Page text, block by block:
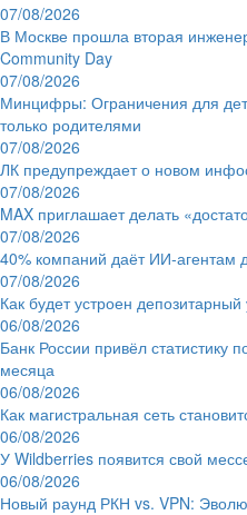
07/08/2026
В Москве прошла вторая
Community Day
07/08/2026
Минцифры: Ограничения для
только родителями
07/08/2026
ЛК предупреждает о новом
07/08/2026
MAX приглашает делать
07/08/2026
40% компаний даёт ИИ‑агентам
07/08/2026
Как будет устроен
06/08/2026
Банк России привёл статистику
месяца
06/08/2026
Как магистральная сеть
06/08/2026
У Wildberries появится свой
06/08/2026
Новый раунд РКН vs. VPN: